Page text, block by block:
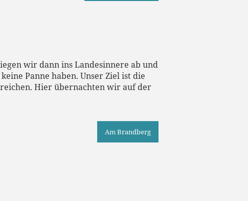
wir dann ins Landesinnere ab und
Panne haben. Unser Ziel ist die
Hier übernachten wir auf der
Am Brandberg